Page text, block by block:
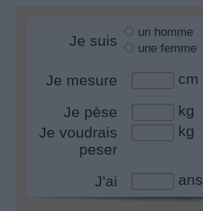
Je suis
un homme
une femme
Je mesure cm
Je pèse
kg
Je voudrais
peser
kg
J'ai ans